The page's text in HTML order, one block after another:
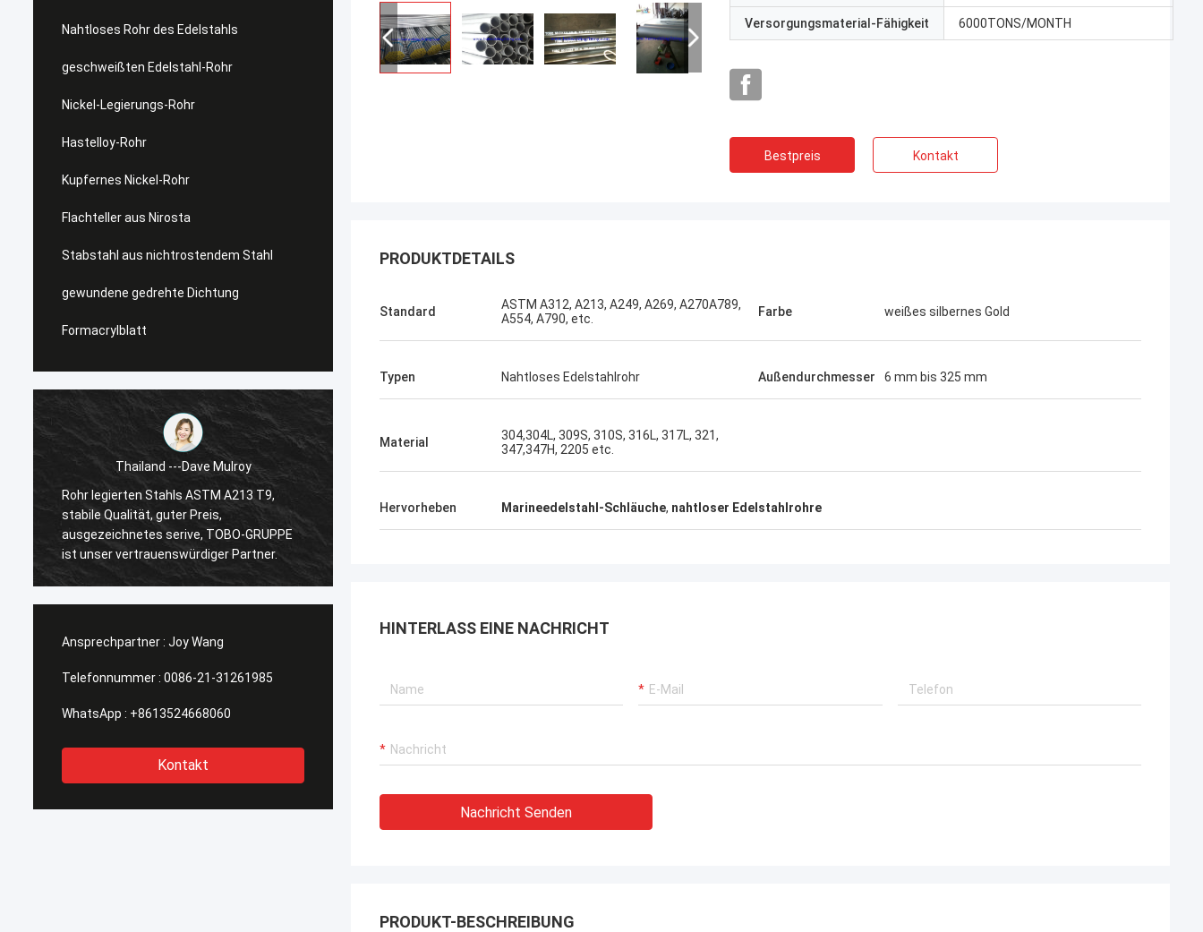
Nahtloses Rohr des Edelstahls
geschweißten Edelstahl-Rohr
Nickel-Legierungs-Rohr
Hastelloy-Rohr
Kupfernes Nickel-Rohr
Flachteller aus Nirosta
Stabstahl aus nichtrostendem Stahl
gewundene gedrehte Dichtung
Formacrylblatt
A213 T9,
GRUPPE
Partner.
USA ---Alfaro
Superduplexflansch ASTM A182 F55, gute
Qualität, mögen wir das! Und Lieferfrist in
der Zeit auch, sehr Berufs.
gewann TOBO die ausgezeichnete
Bewertung, es ist gut, fortfährt
Ansprechpartner : Joy Wang
Telefonnummer : 0086-21-31261985
WhatsApp : +8613524668060
Kontakt
Versorgungsmaterial-Fähigkeit 6000TONS/MONTH
Bestpreis Kontakt
PRODUKTDETAILS
Standard
ASTM A312, A213, A249, A269, A270A789,
A554, A790, etc.
Farbe weißes silbernes Gold
Typen Nahtloses Edelstahlrohr Außendurchmesser 6 mm bis 325 mm
Material
304,304L, 309S, 310S, 316L, 317L, 321,
347,347H, 2205 etc.
Hervorheben Marineedelstahl-Schläuche, nahtloser Edelstahlrohre
HINTERLASS EINE NACHRICHT
Nachricht Senden
PRODUKT-BESCHREIBUNG